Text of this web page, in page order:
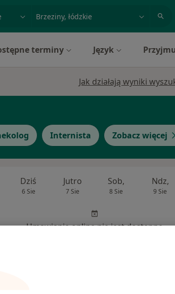
miasto lub dzielnica
terminy Język
Jak działają wyniki
Internista Zobacz więcej
Dziś
6 Sie
Jutro
7 Sie
Sob,
8 Sie
Ndz,
9 Sie
Umawianie online nie jest dostępne